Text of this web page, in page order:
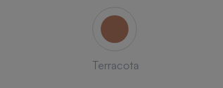
Terracota